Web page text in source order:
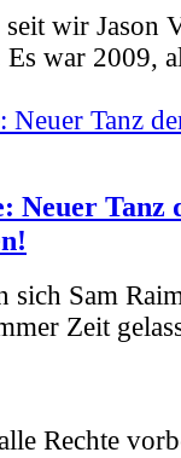
wir Jason
war 2009,
Neuer Tanz
sich Sam
Zeit
Rechte